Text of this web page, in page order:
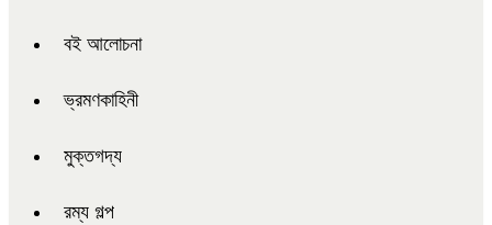
বই আলোচনা
ভ্রমণকাহিনী
মুক্তগদ্য
রম্য গল্প